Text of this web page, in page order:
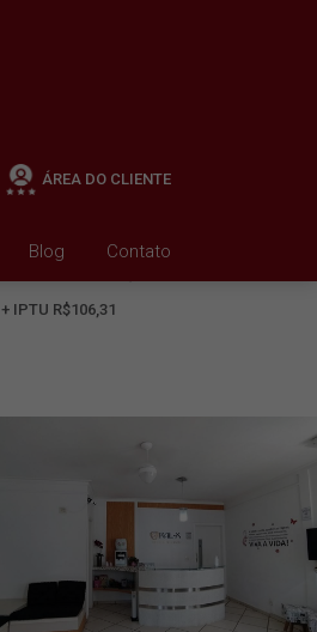
Blog Contato
ÁREA DO CLIENTE
+ IPTU R$106,31